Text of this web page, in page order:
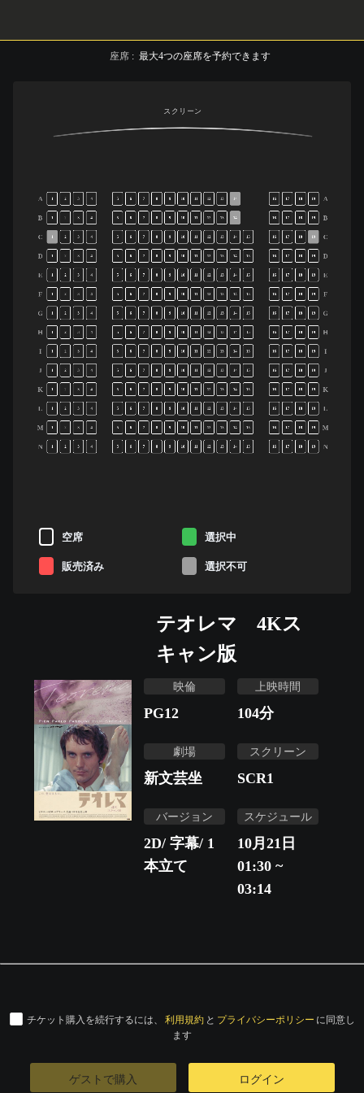
座席 : 最大4つの座席を予約できます
スクリーン
A
B
C
D
E
F
G
H
I
J
K
L
M
N
A
B
C
D
E
F
G
H
I
J
K
L
M
N
1 2 3 4 5 6 7 8 9 10 11 12 13 14 16 17 18 19
1 2 3 4 5 6 7 8 9 10 11 12 13 14 16 17 18 19
1 2 3 4 5 6 7 8 9 10 11 12 13 14 15 16 17 18 19
1 2 3 4 5 6 7 8 9 10 11 12 13 14 15 16 17 18 19
2 3 4 5 6 7 8 9 10 12 13 14 15 16 17 18 19
1 2 3 4 5 6 7 8 9 10 11 12 13 14 15 16 17 18 19
2 3 4 5 6 7 8 9 10 12 13 14 15 16 17 18 19
1 2 3 4 5 6 7 8 9 10 11 12 13 14 15 16 17 18 19
1 2 3 5 6 7 9 10 11 12 13 14 15 16 17 18 19
1 2 3 4 5 6 7 8 9 10 11 12 13 14 15 16 17 18 19
1 2 3 4 5 6 7 8 9 10 11 12 13 14 15 16 17 18 19
1 2 3 4 5 6 7 8 9 10 11 12 13 14 15 16 17 18 19
1 2 3 4 5 6 7 8 9 10 11 12 13 14 15 16 17 18 19
1 2 3 4 5 6 7 8 9 10 12 13 14 15 16 17 18 19
空席 選択中
販売済み 選択不可
テオレマ 4Kス
キャン版
映倫
PG12
上映時間
104分
劇場
新文芸坐
スクリーン
SCR1
バージョン
2D/ 字幕/ 1
本立て
スケジュール
10月21日
01:30 ~
03:14
チケット購入を続行するには、 利用規約 と プライバシーポリシー に同意し
ます
ゲストで購入 ログイン